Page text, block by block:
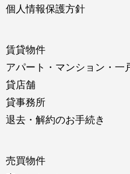
個人情報保護方針
賃貸物件
アパート・マンション・一
貸店舗
貸事務所
退去・解約のお手続き
売買物件